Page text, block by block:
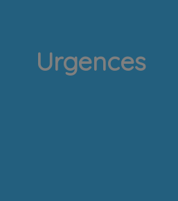
Urgences